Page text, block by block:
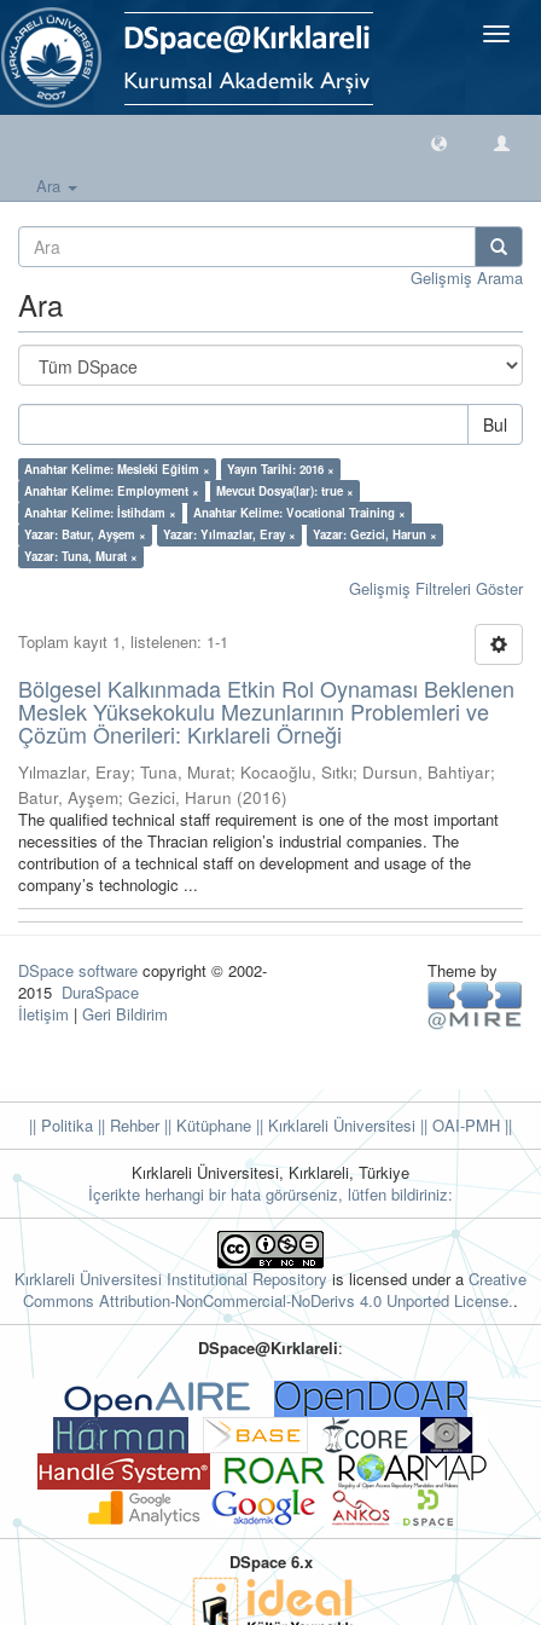
Geçiş
Ara
Gelişmiş Arama
Ara
Bul
Anahtar Kelime: Mesleki Eğitim ×
Yayın Tarihi: 2016 ×
Anahtar Kelime: Employment ×
Mevcut Dosya(lar): true ×
Anahtar Kelime: İstihdam ×
Anahtar Kelime: Vocational Training ×
Yazar: Batur, Ayşem ×
Yazar: Yılmazlar, Eray ×
Yazar: Gezici, Harun ×
Yazar: Tuna, Murat ×
Gelişmiş Filtreleri Göster
Toplam kayıt 1, listelenen: 1-1
Bölgesel Kalkınmada Etkin Rol Oynaması Beklenen
Meslek Yüksekokulu Mezunlarının Problemleri ve
Çözüm Önerileri: Kırklareli Örneği
Yılmazlar, Eray; Tuna, Murat; Kocaoğlu, Sıtkı; Dursun, Bahtiyar;
Batur, Ayşem; Gezici, Harun (2016)
The qualified technical staff requirement is one of the most important
necessities of the Thracian religion’s industrial companies. The
contribution of a technical staff on development and usage of the
company’s technologic ...
DSpace software copyright © 2002-
2015 DuraSpace
İletişim | Geri Bildirim
Theme by
|| Politika || Rehber|| Kütüphane || Kırklareli Üniversitesi || OAI-PMH ||
Kırklareli Üniversitesi, Kırklareli, Türkiye
İçerikte herhangi bir hata görürseniz, lütfen bildiriniz:
Kırklareli Üniversitesi Institutional Repositoryis licensed under aCreative
Commons Attribution-NonCommercial-NoDerivs 4.0 Unported License..
DSpace@Kırklareli:
DSpace 6.x